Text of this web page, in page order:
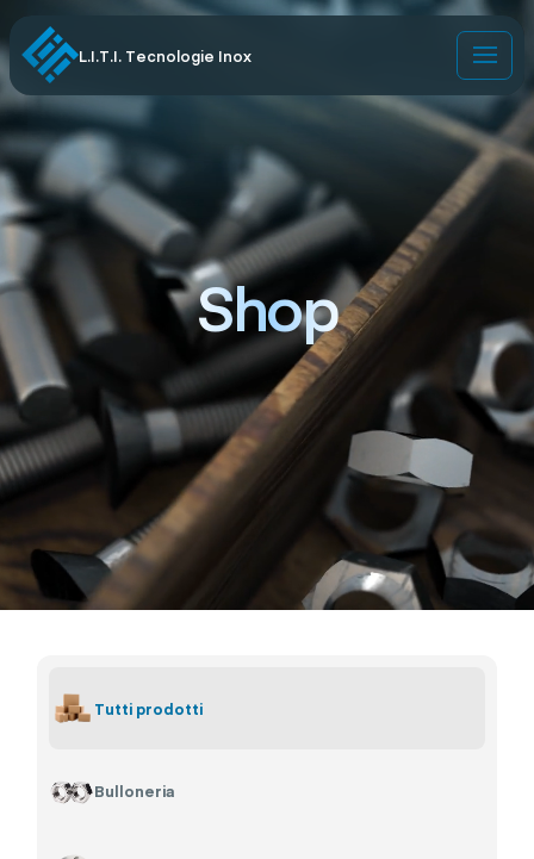
L.I.T.I. Tecnologie Inox
Shop
Tutti prodotti
Bulloneria